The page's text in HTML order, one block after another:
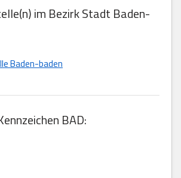
im Bezirk Stadt Baden-
Baden-baden
BAD: